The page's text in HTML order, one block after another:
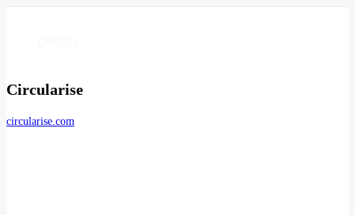
Circularise
circularise.com